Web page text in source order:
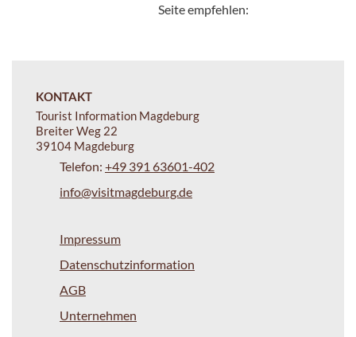
Seite empfehlen:
KONTAKT
Tourist Information Magdeburg
Breiter Weg 22
39104 Magdeburg
Telefon: +49 391 63601-402
info@visitmagdeburg.de
Impressum
Datenschutzinformation
AGB
Unternehmen